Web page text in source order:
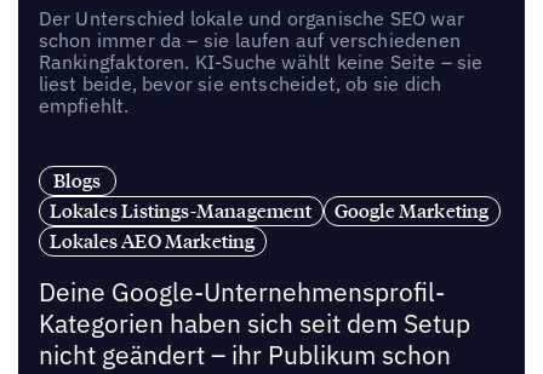
Der Unterschied lokale und organische SEO war
schon immer da – sie laufen auf verschiedenen
Rankingfaktoren. KI-Suche wählt keine Seite – sie
liest beide, bevor sie entscheidet, ob sie dich
empfiehlt.
Blogs
Lokales Listings-Management
Google Marketing
Lokales AEO Marketing
Deine Google-Unternehmensprofil-
Kategorien haben sich seit dem Setup
nicht geändert – ihr Publikum schon